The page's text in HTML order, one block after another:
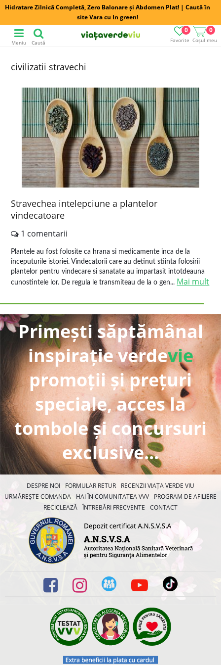
Hidratare Zilnică Completă, Zero Balonare și Abdomen Plat! | Caută în
site Vara cu In green!
Favorite
0
Coșul meu
0
Meniu Caută
civilizatii stravechi
Stravechea intelepciune a plantelor
vindecatoare
1 comentarii
Plantele au fost folosite ca hrana si medicamente inca de la
inceputurile istoriei. Vindecatorii care au detinut stiinta folosirii
plantelor pentru vindecare si sanatate au impartasit intotdeauna
cunostintele lor. De regula le transmiteau de la o gen... Mai mult
Primești săptămânal
inspirație verdevie
promoții și prețuri
speciale, acces la
tombole și concursuri
exclusive...
DESPRE NOI FORMULAR RETUR
RECENZII VIAȚA VERDE VIU
URMĂREȘTE COMANDA
HAI ÎN COMUNITATEA VVV
PROGRAM DE AFILIERE
RECICLEAZĂ ÎNTREBĂRI FRECVENTE CONTACT